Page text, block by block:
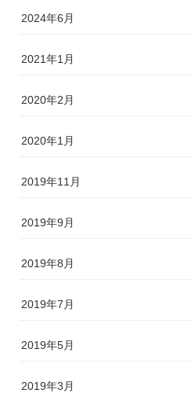
2024年6月
2021年1月
2020年2月
2020年1月
2019年11月
2019年9月
2019年8月
2019年7月
2019年5月
2019年3月